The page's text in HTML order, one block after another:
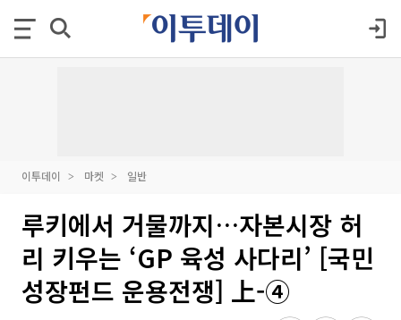
이투데이 마켓 일반
루키에서 거물까지…자본시장 허
리 키우는 ‘GP 육성 사다리’ [국민
성장펀드 운용전쟁] 上-④